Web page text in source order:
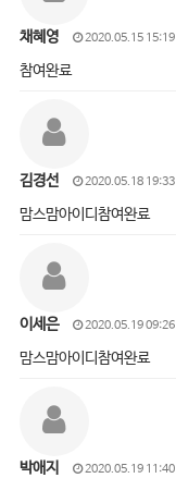
채혜영 2020.05.15 15:19
참여완료
김경선 2020.05.18 19:33
맘스맘아이디참여완료
이세은 2020.05.19 09:26
맘스맘아이디참여완료
박애지 2020.05.19 11:40